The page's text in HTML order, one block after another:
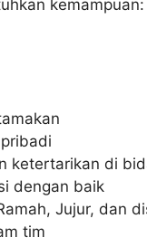
kemampuan:
ketertarikan di
dengan baik
Jujur, dan
tim